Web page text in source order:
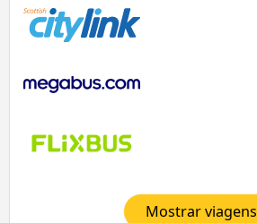
Mostrar viagens